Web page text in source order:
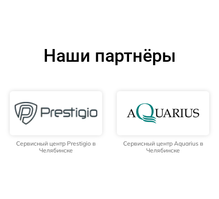
Наши партнёры
Сервисный центр Prestigio в
Челябинске
Сервисный центр Aquarius в
Челябинске